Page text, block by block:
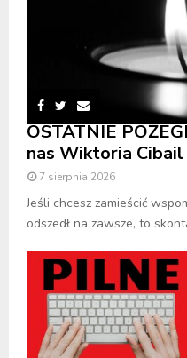
OSTATNIE
nas Wiktoria Cibail
7 sierpnia 2026
Jeśli chcesz zamieścić
odszedł na zawsze, to